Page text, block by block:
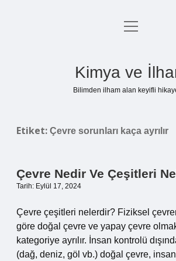
Anasayfa
menüyü
Kimya ve
Bilimden ilham alan keyifli
Etiket: Çevre sorunları kaça ayrılır
Çevre Nedir Ve Çeşitleri
Tarih: Eylül 17, 2024
Çevre çeşitleri nelerdir? Fiziksel
göre doğal çevre ve yapay çevre
kategoriye ayrılır. İnsan kontrolü
(dağ, deniz, göl vb.) doğal çevre,